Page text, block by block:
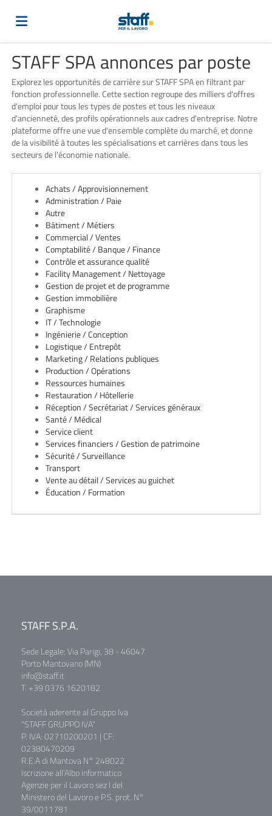
Accueil
Emplois
Déposez
votre
CV
Connexion
Langue
EN
FR
IT
DE
ES
PT
STAFF SPA annonces par poste
Explorez les opportunités de carrière sur STAFF SPA en filtrant par
fonction professionnelle. Cette section regroupe des milliers d'offres
d'emploi pour tous les types de postes et tous les niveaux
d'ancienneté, des profils opérationnels aux cadres d'entreprise. Notre
plateforme offre une vue d'ensemble complète du marché, et donne
de la visibilité à toutes les spécialisations et carrières dans tous les
secteurs de l'économie nationale.
Achats / Approvisionnement
Administration / Paie
Autre
Bâtiment / Métiers
Commercial / Ventes
Comptabilité / Banque / Finance
Contrôle et assurance qualité
Facility Management / Nettoyage
Gestion de projet et de programme
Gestion immobilière
Graphisme
IT / Technologie
Ingénierie / Conception
Logistique / Entrepôt
Marketing / Relations publiques
Production / Opérations
Ressources humaines
Restauration / Hôtellerie
Réception / Secrétariat / Services généraux
Santé / Médical
Service client
Services financiers / Gestion de patrimoine
Sécurité / Surveillance
Transport
Vente au détail / Services au guichet
Éducation / Formation
STAFF S.P.A.
Sede Legale: Via Parigi, 38 - 46047
Porto Mantovano (MN)
info@staff.it
T. +39 0376 1620182
Società aderente al Gruppo Iva
"STAFF GRUPPO IVA"
P. IVA: 02710200201 | CF:
02380470209
R.E.A di Mantova N° 248022
Iscrizione all’Albo informatico
Agenzie per il Lavoro sez I del
Ministero del Lavoro e P.S. prot. N°
39/0011781